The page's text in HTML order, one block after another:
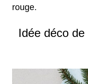
rouge.
Idée déco